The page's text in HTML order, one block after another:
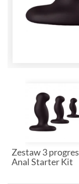
Zestaw 3
Anal Starter Kit